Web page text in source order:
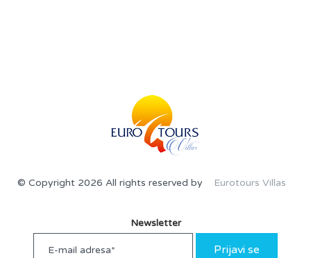
© Copyright 2026 All rights reserved by Eurotours Villas
Newsletter
Prijavi se